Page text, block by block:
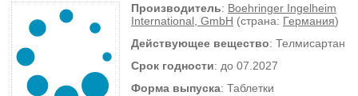
Производитель: Boehringer Ingelheim
International, GmbH (страна: Германия)
Действующее вещество: Телмисартан
Срок годности: до 07.2027
Форма выпуска: Таблетки